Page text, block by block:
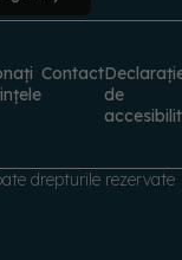
Contact
de
drepturile rezervate